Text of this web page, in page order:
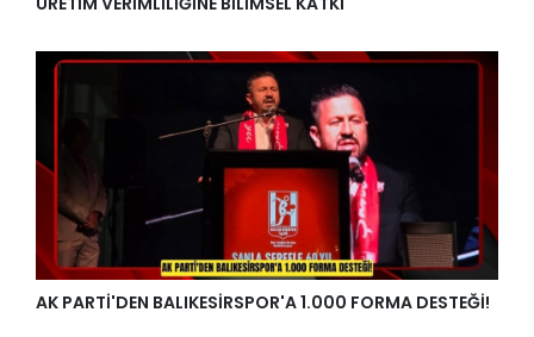
AK PARTİ'DEN BALIKESİRSPOR'A 1.000 FORMA DESTEĞİ!